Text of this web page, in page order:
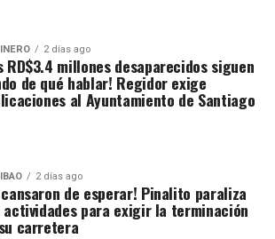
2 días ago
RD$3.4 millones desaparecidos siguen
de qué hablar! Regidor exige
al Ayuntamiento de Santiago
2 días ago
cansaron de esperar! Pinalito paraliza
actividades para exigir la terminación
carretera